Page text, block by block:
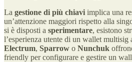
La gestione di più chiavi implica una
un’attenzione maggiori rispetto alla
si è disposti a sperimentare, esistono
l’esperienza utente di un wallet
Electrum, Sparrow o Nunchuk
friendly per configurare e gestire un